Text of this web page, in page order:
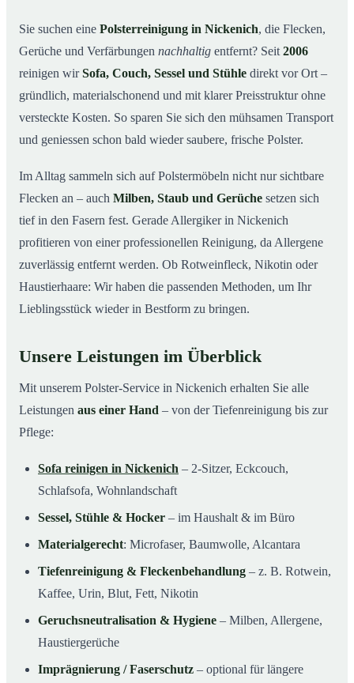
03So arbeiten wir
04Warum Mr. Cleaner in Nickenich?
05Polsterreinigung in Nickenich und Umgebung
Verwandte Leistungen (für mehr Sauberkeit im
Verbund)
08Jetzt kostenloses Angebot einholen
09So läuft eine professionelle Polsterreinigung in
Nickenich ab
Sie suchen eine Polsterreinigung in Nickenich, die Flecken,
Gerüche und Verfärbungen nachhaltig entfernt? Seit 2006
reinigen wirSofa, Couch, Sessel und Stühle direkt vor Ort –
gründlich, materialschonend und mit klarer Preisstruktur ohne
versteckte Kosten. So sparen Sie sich den mühsamen Transport
und geniessen schon bald wieder saubere, frische Polster.
Im Alltag sammeln sich auf Polstermöbeln nicht nur sichtbare
Flecken an – auch Milben, Staub und Gerüche setzen sich
tief in den Fasern fest. Gerade Allergiker in Nickenich
profitieren von einer professionellen Reinigung, da Allergene
zuverlässig entfernt werden. Ob Rotweinfleck, Nikotin oder
Haustierhaare: Wir haben die passenden Methoden, um Ihr
Lieblingsstück wieder in Bestform zu bringen.
Unsere Leistungen im Überblick
Mit unserem Polster-Service in Nickenich erhalten Sie alle
Leistungen aus einer Hand – von der Tiefenreinigung bis zur
Pflege:
Sofa reinigen in Nickenich – 2-Sitzer, Eckcouch,
Schlafsofa, Wohnlandschaft
Sessel, Stühle & Hocker – im Haushalt & im Büro
Materialgerecht: Microfaser, Baumwolle, Alcantara
Tiefenreinigung & Fleckenbehandlung – z. B. Rotwein,
Kaffee, Urin, Blut, Fett, Nikotin
Geruchsneutralisation & Hygiene – Milben, Allergene,
Haustiergerüche
Imprägnierung / Faserschutz – optional für längere